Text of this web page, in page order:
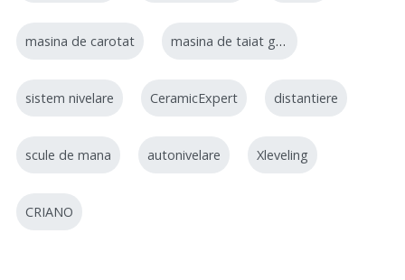
masina de carotat masina de taiat gresie
sistem nivelare CeramicExpert distantiere
scule de mana autonivelare Xleveling
CRIANO